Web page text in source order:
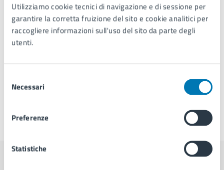
Utilizziamo cookie tecnici di navigazione e di sessione per
garantire la corretta fruizione del sito e cookie analitici per
raccogliere informazioni sull'uso del sito da parte degli
utenti.
delNecessari
Preferenze
Statistiche
UrbaNa
Ultimo aggiornamento: